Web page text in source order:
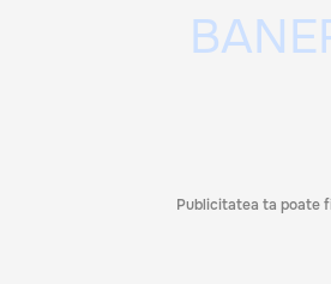
Publicitatea ta poate